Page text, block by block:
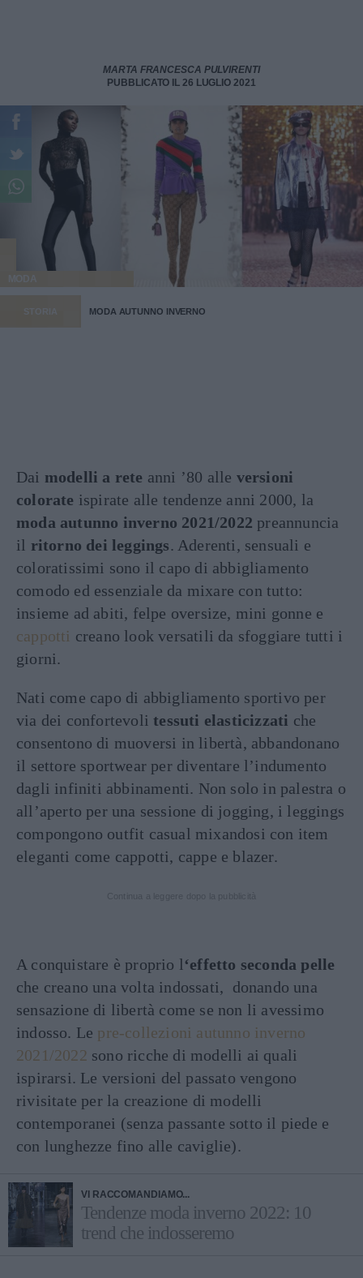
MARTA FRANCESCA PULVIRENTI
PUBBLICATO IL 26 LUGLIO 2021
MODA
STORIA MODA AUTUNNO INVERNO
Dai modelli a rete anni ’80 alle versioni
colorate ispirate alle tendenze anni 2000, la
moda autunno inverno 2021/2022 preannuncia
il ritorno dei leggings. Aderenti, sensuali e
coloratissimi sono il capo di abbigliamento
comodo ed essenziale da mixare con tutto:
insieme ad abiti, felpe oversize, mini gonne e
cappotti creano look versatili da sfoggiare tutti i
giorni.
Nati come capo di abbigliamento sportivo per
via dei confortevoli tessuti elasticizzati che
consentono di muoversi in libertà, abbandonano
il settore sportwear per diventare l’indumento
dagli infiniti abbinamenti. Non solo in palestra o
all’aperto per una sessione di jogging, i leggings
compongono outfit casual mixandosi con item
eleganti come cappotti, cappe e blazer.
A conquistare è proprio l‘effetto seconda pelle
che creano una volta indossati, donando una
sensazione di libertà come se non li avessimo
indosso. Le pre-collezioni autunno inverno
2021/2022 sono ricche di modelli ai quali
ispirarsi. Le versioni del passato vengono
rivisitate per la creazione di modelli
contemporanei (senza passante sotto il piede e
con lunghezze fino alle caviglie).
VI RACCOMANDIAMO...
Tendenze moda inverno 2022: 10
trend che indosseremo